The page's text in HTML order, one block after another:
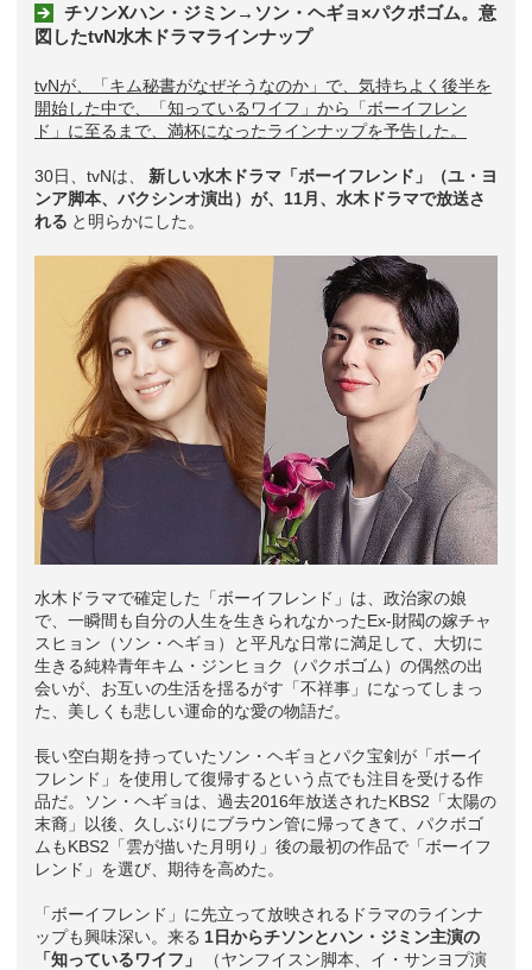
チソンXハン・ジミン→ソン・ヘギョ×パクボゴム。意
図したtvN水木ドラマラインナップ
tvNが、「キム秘書がなぜそうなのか」で、気持ちよく後半を
開始した中で、「知っているワイフ」から「ボーイフレン
ド」に至るまで、満杯になったラインナップを予告した。
30日、tvNは、
新しい水木ドラマ「ボーイフレンド」（ユ・ヨ
ンア脚本、バクシンオ演出）が、11月、水木ドラマで放送さ
れる と明らかにした。
水木ドラマで確定した「ボーイフレンド」は、政治家の娘
で、一瞬間も自分の人生を生きられなかったEx-財閥の嫁チャ
スヒョン（ソン・ヘギョ）と平凡な日常に満足して、大切に
生きる純粋青年キム・ジンヒョク（パクボゴム）の偶然の出
会いが、お互いの生活を揺るがす「不祥事」になってしまっ
た、美しくも悲しい運命的な愛の物語だ。
長い空白期を持っていたソン・ヘギョとパク宝剣が「ボーイ
フレンド」を使用して復帰するという点でも注目を受ける作
品だ。ソン・ヘギョは、過去2016年放送されたKBS2「太陽の
末裔」以後、久しぶりにブラウン管に帰ってきて、パクボゴ
ムもKBS2「雲が描いた月明り」後の最初の作品で「ボーイフ
レンド」を選び、期待を高めた。
「ボーイフレンド」に先立って放映されるドラマのラインナ
ップも興味深い。来る 1日からチソンとハン・ジミン主演の
「知っているワイフ」
（ヤンフイスン脚本、イ・サンヨプ演